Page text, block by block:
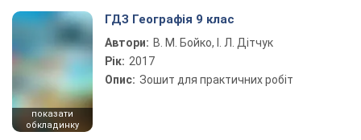
показати
обкладинку
ГДЗ Географія 9 клас
Автори: В. М. Бойко, І. Л. Дітчук
Рік: 2017
Опис: Зошит для практичних робіт